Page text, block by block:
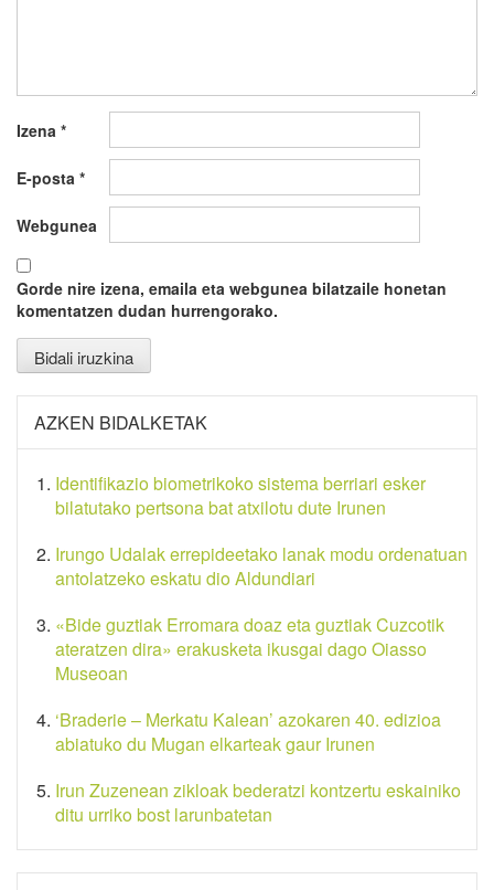
Izena *
E-posta *
Webgunea
Gorde nire izena, emaila eta webgunea bilatzaile honetan
komentatzen dudan hurrengorako.
AZKEN BIDALKETAK
Identifikazio biometrikoko sistema berriari esker
bilatutako pertsona bat atxilotu dute Irunen
Irungo Udalak errepideetako lanak modu ordenatuan
antolatzeko eskatu dio Aldundiari
«Bide guztiak Erromara doaz eta guztiak Cuzcotik
ateratzen dira» erakusketa ikusgai dago Oiasso
Museoan
‘Braderie – Merkatu Kalean’ azokaren 40. edizioa
abiatuko du Mugan elkarteak gaur Irunen
Irun Zuzenean zikloak bederatzi kontzertu eskainiko
ditu urriko bost larunbatetan